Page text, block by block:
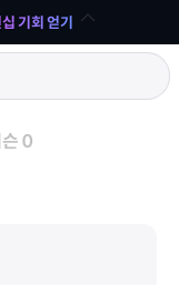
기회 얻기
0